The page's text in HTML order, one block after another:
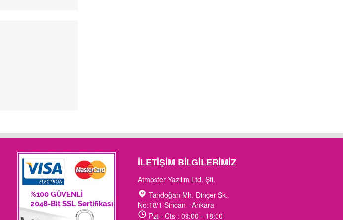
İLETIŞIM BILGILERIMIZ
Atmosfer Yazılım Ltd. Şti.
Tandoğan Mh. Dinçer Sk.
No:18/1 Sincan - Ankara
Pzt - Cts : 09:00 - 18:00